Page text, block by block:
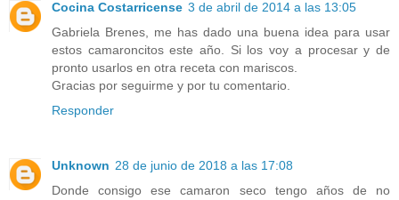
Cocina Costarricense 3 de abril de 2014 a las 13:05
Gabriela Brenes, me has dado una buena idea para usar
estos camaroncitos este año. Si los voy a procesar y de
pronto usarlos en otra receta con mariscos.
Gracias por seguirme y por tu comentario.
Responder
Unknown 28 de junio de 2018 a las 17:08
Donde consigo ese camaron seco tengo años de no